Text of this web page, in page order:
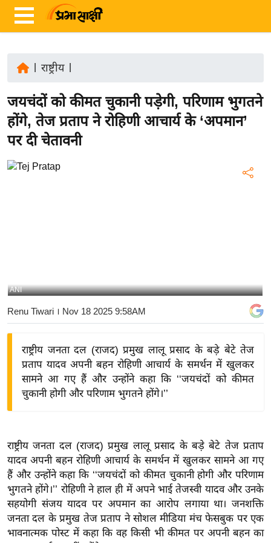
ज़ा
ख
ब
र
रा
य
ज़
द्यो
त
वि
शे
ष
ज्ञ
रा
राष्ट्रीय|
जयचंदों को कीमत चुकानी पड़ेगी, परिणाम भुगतने
होंगे, तेज प्रताप ने रोहिणी आचार्य के ‘अपमान’
पर दी चेतावनी
ANI
Renu Tiwari । Nov 18 2025 9:58AM
राष्ट्रीय जनता दल (राजद) प्रमुख लालू प्रसाद के बड़े बेटे तेज
प्रताप यादव अपनी बहन रोहिणी आचार्य के समर्थन में खुलकर
सामने आ गए हैं और उन्होंने कहा कि ‘‘जयचंदों को कीमत
चुकानी होगी और परिणाम भुगतने होंगे।’’
राष्ट्रीय जनता दल (राजद) प्रमुख लालू प्रसाद के बड़े बेटे तेज प्रताप
यादव अपनी बहन रोहिणी आचार्य के समर्थन में खुलकर सामने आ गए
हैं और उन्होंने कहा कि ‘‘जयचंदों को कीमत चुकानी होगी और परिणाम
भुगतने होंगे।’’ रोहिणी ने हाल ही में अपने भाई तेजस्वी यादव और उनके
सहयोगी संजय यादव पर अपमान का आरोप लगाया था। जनशक्ति
जनता दल के प्रमुख तेज प्रताप ने सोशल मीडिया मंच फेसबुक पर एक
भावनात्मक पोस्ट में कहा कि वह किसी भी कीमत पर अपनी बहन का